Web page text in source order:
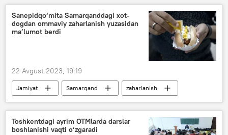
Sanepidqo‘mita Samarqanddagi xot-
dogdan ommaviy zaharlanish yuzasidan
ma’lumot berdi
22 Avgust 2023, 19:19
Jamiyat Samarqand
zaharlanish
Sanitariya-epidemiologiya qo‘mitasi (Sanepidqo‘mita)
Toshkentdagi ayrim OTMlarda darslar
boshlanishi vaqti o‘zgaradi